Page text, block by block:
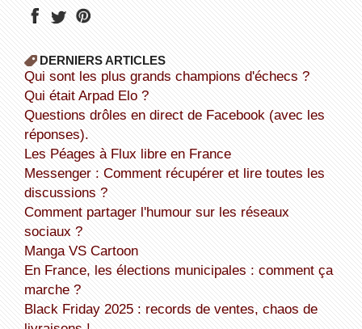
DERNIERS ARTICLES
Qui sont les plus grands champions d'échecs ?
Qui était Arpad Elo ?
Questions drôles en direct de Facebook (avec les
réponses).
Les Péages à Flux libre en France
Messenger : Comment récupérer et lire toutes les
discussions ?
Comment partager l'humour sur les réseaux
sociaux ?
Manga VS Cartoon
En France, les élections municipales : comment ça
marche ?
Black Friday 2025 : records de ventes, chaos de